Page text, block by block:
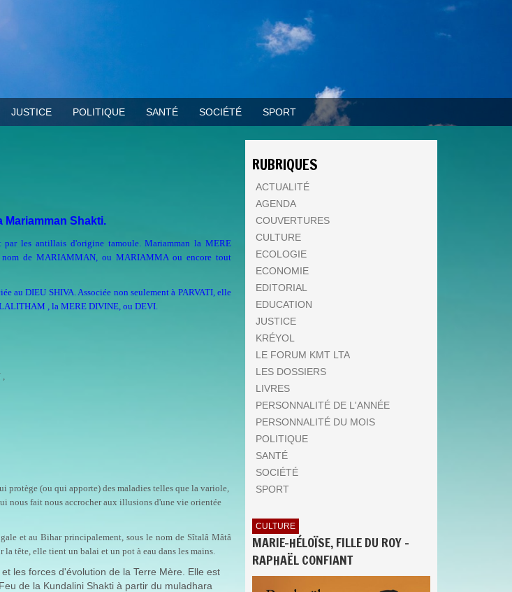
JUSTICE POLITIQUE SANTÉ SOCIÉTÉ SPORT
Mariamman Shakti.
par les antillais d'origine tamoule. Mariamman la MERE
de MARIAMMAN, ou MARIAMMA ou encore tout
au DIEU SHIVA. Associée non seulement à PARVATI, elle
LALITHAM , la MERE DIVINE, ou DEVI.
,
protège (ou qui apporte) des maladies telles que la variole,
nous fait nous accrocher aux illusions d'une vie orientée
et au Bihar principalement, sous le nom de Sîtalâ Mâtâ
tête, elle tient un balai et un pot à eau dans les mains.
les forces d'évolution de la Terre Mère. Elle est
de la Kundalini Shakti à partir du muladhara
RUBRIQUES
ACTUALITÉ
AGENDA
COUVERTURES
CULTURE
ECOLOGIE
ECONOMIE
EDITORIAL
EDUCATION
JUSTICE
KRÉYOL
LE FORUM KMT LTA
LES DOSSIERS
LIVRES
PERSONNALITÉ DE L'ANNÉE
PERSONNALITÉ DU MOIS
POLITIQUE
SANTÉ
SOCIÉTÉ
SPORT
CULTURE
MARIE-HÉLOÏSE, FILLE DU ROY -
RAPHAËL CONFIANT